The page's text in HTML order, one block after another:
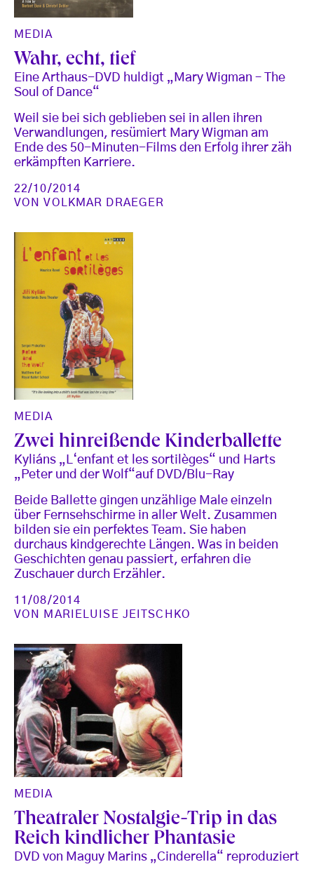
MEDIA
Wahr, echt, tief
Eine Arthaus-DVD huldigt „Mary Wigman – The
Soul of Dance“
Weil sie bei sich geblieben sei in allen ihren
Verwandlungen, resümiert Mary Wigman am
Ende des 50-Minuten-Films den Erfolg ihrer zäh
erkämpften Karriere.
22/10/2014
VONVOLKMAR DRAEGER
MEDIA
Zwei hinreißende Kinderballette
Kyliáns „L‘enfant et les sortilèges“ und Harts
„Peter und der Wolf“auf DVD/Blu-Ray
Beide Ballette gingen unzählige Male einzeln
über Fernsehschirme in aller Welt. Zusammen
bilden sie ein perfektes Team. Sie haben
durchaus kindgerechte Längen. Was in beiden
Geschichten genau passiert, erfahren die
Zuschauer durch Erzähler.
11/08/2014
VON MARIELUISE JEITSCHKO
MEDIA
Theatraler Nostalgie-Trip in das
Reich kindlicher Phantasie
DVD von Maguy Marins „Cinderella“ reproduziert